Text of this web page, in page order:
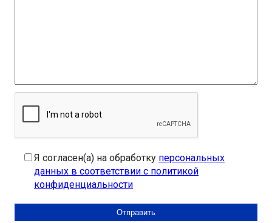
Я согласен(а) на обработку персональных
данных в соответствии с политикой
конфиденциальности